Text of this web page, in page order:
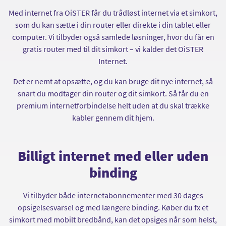
Med internet fra OiSTER får du trådløst internet via et simkort,
som du kan sætte i din router eller direkte i din tablet eller
computer. Vi tilbyder også samlede løsninger, hvor du får en
gratis router med til dit simkort – vi kalder det OiSTER
Internet.
Det er nemt at opsætte, og du kan bruge dit nye internet, så
snart du modtager din router og dit simkort. Så får du en
premium internetforbindelse helt uden at du skal trække
kabler gennem dit hjem.
Billigt internet med eller uden
binding
Vi tilbyder både internetabonnementer med 30 dages
opsigelsesvarsel og med længere binding. Køber du fx et
simkort med mobilt bredbånd, kan det opsiges når som helst,